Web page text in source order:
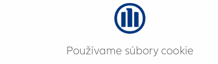
Používame súbory cookie